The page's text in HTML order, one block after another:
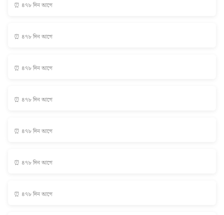
⏰ ৪৭৮ দিন আগে
⏰ ৪৭৮ দিন আগে
⏰ ৪৭৮ দিন আগে
⏰ ৪৭৮ দিন আগে
⏰ ৪৭৮ দিন আগে
⏰ ৪৭৮ দিন আগে
⏰ ৪৭৮ দিন আগে